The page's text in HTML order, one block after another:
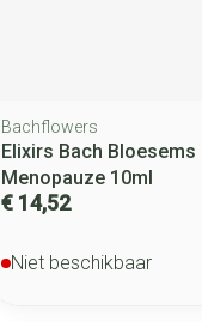
Bachflowers
Elixirs Bach Bloesems
Menopauze 10ml
€ 14,52
Niet beschikbaar